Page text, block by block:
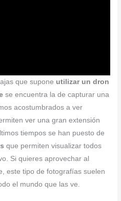
que supone utilizar un dron
se encuentra la de capturar una
acostumbrados a ver
ver una gran extensión
tiempos se han puesto de
que permiten visualizar todos
Si quieres aprovechar al
este tipo de fotografías suelen
el mundo que las ve.